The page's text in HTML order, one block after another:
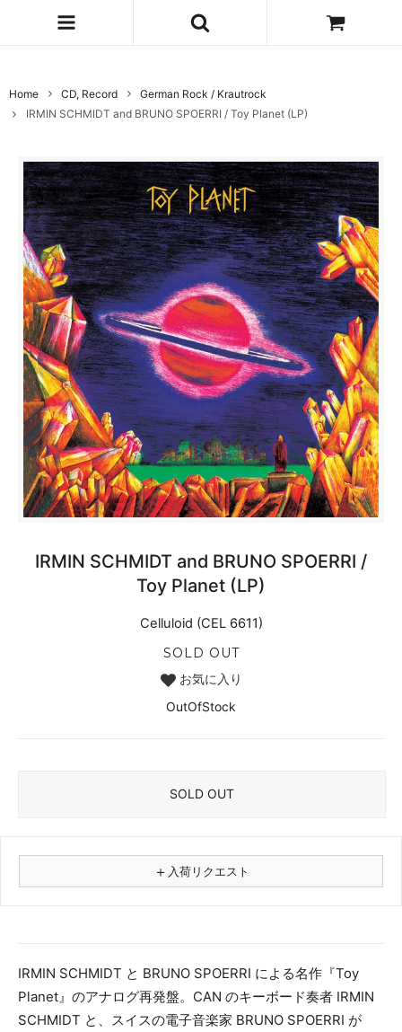
Home CD, Record
German Rock / Krautrock
IRMIN SCHMIDT and BRUNO SPOERRI / Toy Planet (LP)
IRMIN SCHMIDT and BRUNO SPOERRI /
Toy Planet (LP)
Celluloid (CEL 6611)
SOLD OUT
お気に入り
OutOfStock
SOLD OUT
＋ 入荷リクエスト
フォーマット
IRMIN SCHMIDT と BRUNO SPOERRI による名作『Toy
Planet』のアナログ再発盤。CAN のキーボード奏者 IRMIN
SCHMIDT と、スイスの電子音楽家 BRUNO SPOERRI が